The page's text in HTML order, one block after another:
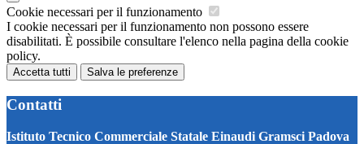
Cookie necessari per il funzionamento
I cookie necessari per il funzionamento non possono essere
disabilitati. È possibile consultare l'elenco nella pagina della cookie
policy.
Accetta tutti Salva le preferenze
Contatti
Istituto Tecnico Commerciale Statale Einaudi Gramsci Padova